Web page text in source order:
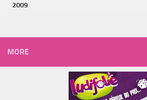
2009
MORE